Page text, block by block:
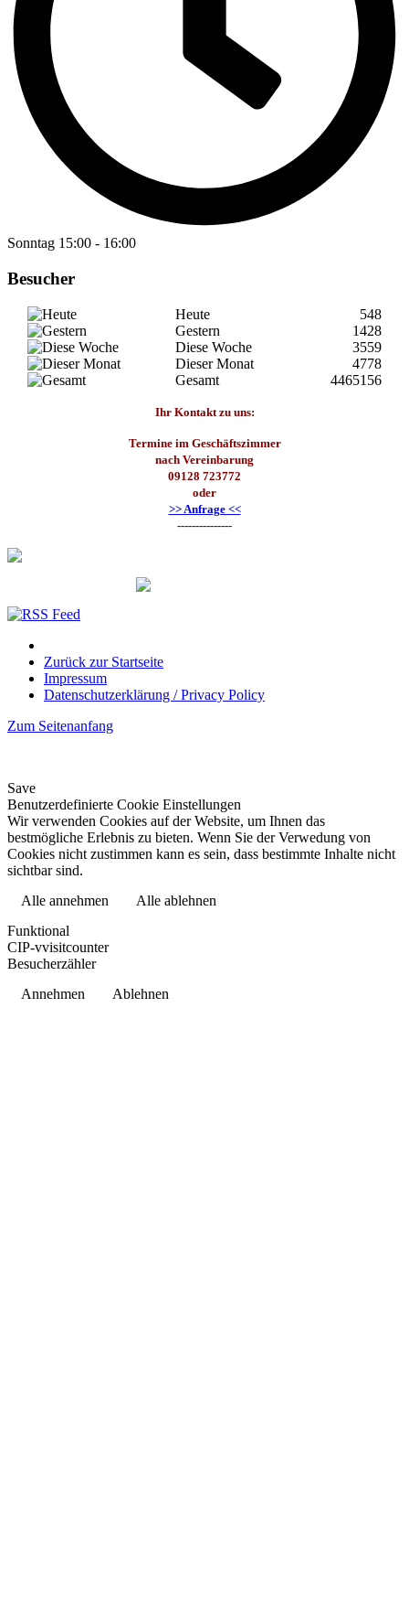
Sonntag 15:00 - 16:00
Besucher
Heute
548
Gestern
1428
Diese Woche
3559
Dieser Monat
4778
Gesamt
4465156
Ihr Kontakt zu uns:
Termine im Geschäftszimmer
nach Vereinbarung
09128 723772
oder
>> Anfrage <<
---------------
Zurück zur Startseite
Impressum
Datenschutzerklärung / Privacy Policy
Zum Seitenanfang
Save
Benutzerdefinierte Cookie Einstellungen
Wir verwenden Cookies auf der Website, um Ihnen das
bestmögliche Erlebnis zu bieten. Wenn Sie der Verwedung von
Cookies nicht zustimmen kann es sein, dass bestimmte Inhalte nicht
sichtbar sind.
Alle annehmen
Alle ablehnen
Funktional
CIP-vvisitcounter
Besucherzähler
Annehmen
Ablehnen